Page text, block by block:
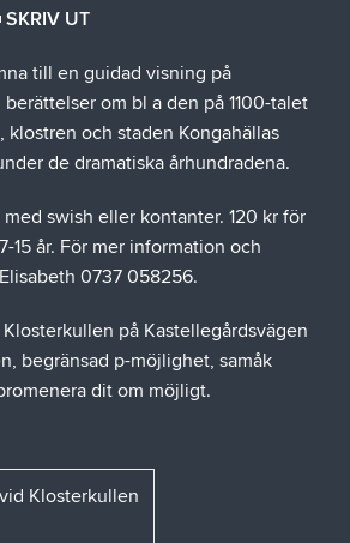
SKRIV UT
till en guidad visning på
om bl a den på 1100-talet
klostren och staden Kongahällas
de dramatiska århundradena.
swish eller kontanter. 120 kr för
15 år. För mer information och
0737 058256.
på Kastellegårdsvägen
begränsad p-möjlighet, samåk
dit om möjligt.
Klosterkullen